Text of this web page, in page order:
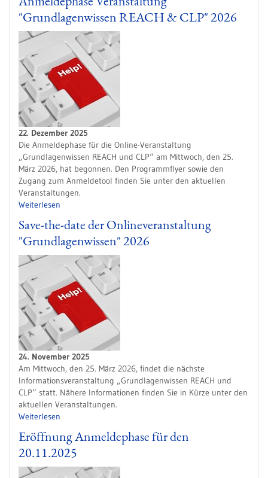
"Grundlagenwissen REACH & CLP" 2026
22. Dezember 2025
Die Anmeldephase für die Online-Veranstaltung
„Grundlagenwissen REACH und CLP“ am Mittwoch, den 25.
März 2026, hat begonnen. Den Programmflyer sowie den
Zugang zum Anmeldetool finden Sie unter den aktuellen
Veranstaltungen.
Weiterlesen
Save-the-date der Onlineveranstaltung
"Grundlagenwissen" 2026
24. November 2025
Am Mittwoch, den 25. März 2026, findet die nächste
Informationsveranstaltung „Grundlagenwissen REACH und
CLP“ statt. Nähere Informationen finden Sie in Kürze unter den
aktuellen Veranstaltungen.
Weiterlesen
Eröffnung Anmeldephase für den
20.11.2025